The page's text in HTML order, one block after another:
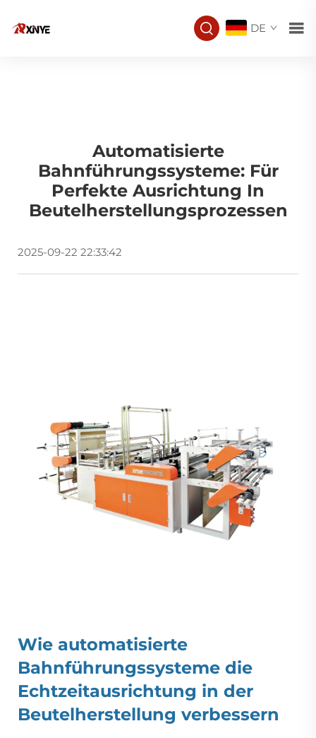
DE
Automatisierte
Bahnführungssysteme: Für
Perfekte Ausrichtung In
Beutelherstellungsprozessen
2025-09-22 22:33:42
Wie automatisierte
Bahnführungssysteme die
Echtzeitausrichtung in der
Beutelherstellung verbessern